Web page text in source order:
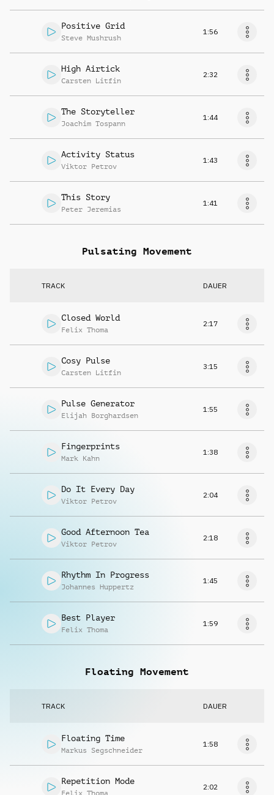
Positive Grid
Steve Mushrush
1:56
High Airtick
Carsten Litfin
2:32
The Storyteller
Joachim Tospann
1:44
Activity Status
Viktor Petrov
1:43
This Story
Peter Jeremias
1:41
Pulsating Movement
TRACK DAUER
Closed World
Felix Thoma
2:17
Cosy Pulse
Carsten Litfin
3:15
Pulse Generator
Elijah Borghardsen
1:55
Fingerprints
Mark Kahn
1:38
Do It Every Day
Viktor Petrov
2:04
Good Afternoon Tea
Viktor Petrov
2:18
Rhythm In Progress
Johannes Huppertz
1:45
Best Player
Felix Thoma
1:59
Floating Movement
TRACK DAUER
Floating Time
Markus Segschneider
1:58
Repetition Mode
Felix Thoma
2:02